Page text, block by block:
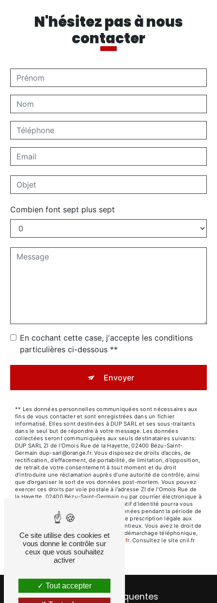
N'hésitez pas à nous
contacter
Combien font sept plus sept
En cochant cette case, j'accepte les conditions
particulières ci-dessous **
Envoyer
** Les données personnelles communiquées sont nécessaires aux
fins de vous contacter et sont enregistrées dans un fichier
informatisé. Elles sont destinées à DUP SARL et ses sous-traitants
dans le seul but de répondre à votre message. Les données
collectées seront communiquées aux seuls destinataires suivants:
DUP SARL ZI de l'Omois Rue de la Hayette, 02400 Bézu-Saint-
Germain dup-sarl@orange.fr. Vous disposez de droits d’accès, de
rectification, d’effacement, de portabilité, de limitation, d’opposition,
de retrait de votre consentement à tout moment et du droit
d’introduire une réclamation auprès d’une autorité de contrôle, ainsi
que d’organiser le sort de vos données post-mortem. Vous pouvez
exercer ces droits par voie postale à l'adresse ZI de l'Omois Rue de
la Hayette, 02400 Bézu-Saint-Germain ou par courrier électronique à
l'adresse dup-sarl@orange.fr. Un justificatif d'identité pourra vous
être demandé. Nous conservons vos données pendant la période de
prise de contact puis pendant la durée de prescription légale aux
fins probatoires et de gestion des contentieux. Vous avez le droit de
vous inscrire sur la liste d'opposition au démarchage téléphonique,
disponible à cette adresse: Bloctel.gouv.fr. Consultez le site cnil.fr
pour plus d’informations sur vos droits.
Recherches fréquentes
Ce site utilise des cookies et
vous donne le contrôle sur
ceux que vous souhaitez
activer
Tout accepter